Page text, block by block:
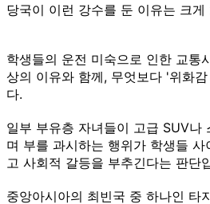
당국이 이런 강수를 둔 이유는 크게
학생들의 운전 미숙으로 인한 교통
상의 이유와 함께, 무엇보다 '위화
다.
일부 부유층 자녀들이 고급 SUV나
며 부를 과시하는 행위가 학생들
고 사회적 갈등을 부추긴다는 판단
중앙아시아의 최빈국 중 하나인 타